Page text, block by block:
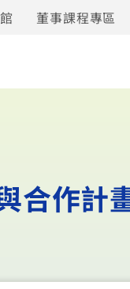
董事課程專區
合作計